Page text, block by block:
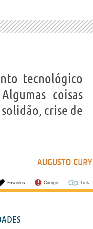
tecnológico
coisas
crise de
AUGUSTO CURY
Favoritos Corrige Link